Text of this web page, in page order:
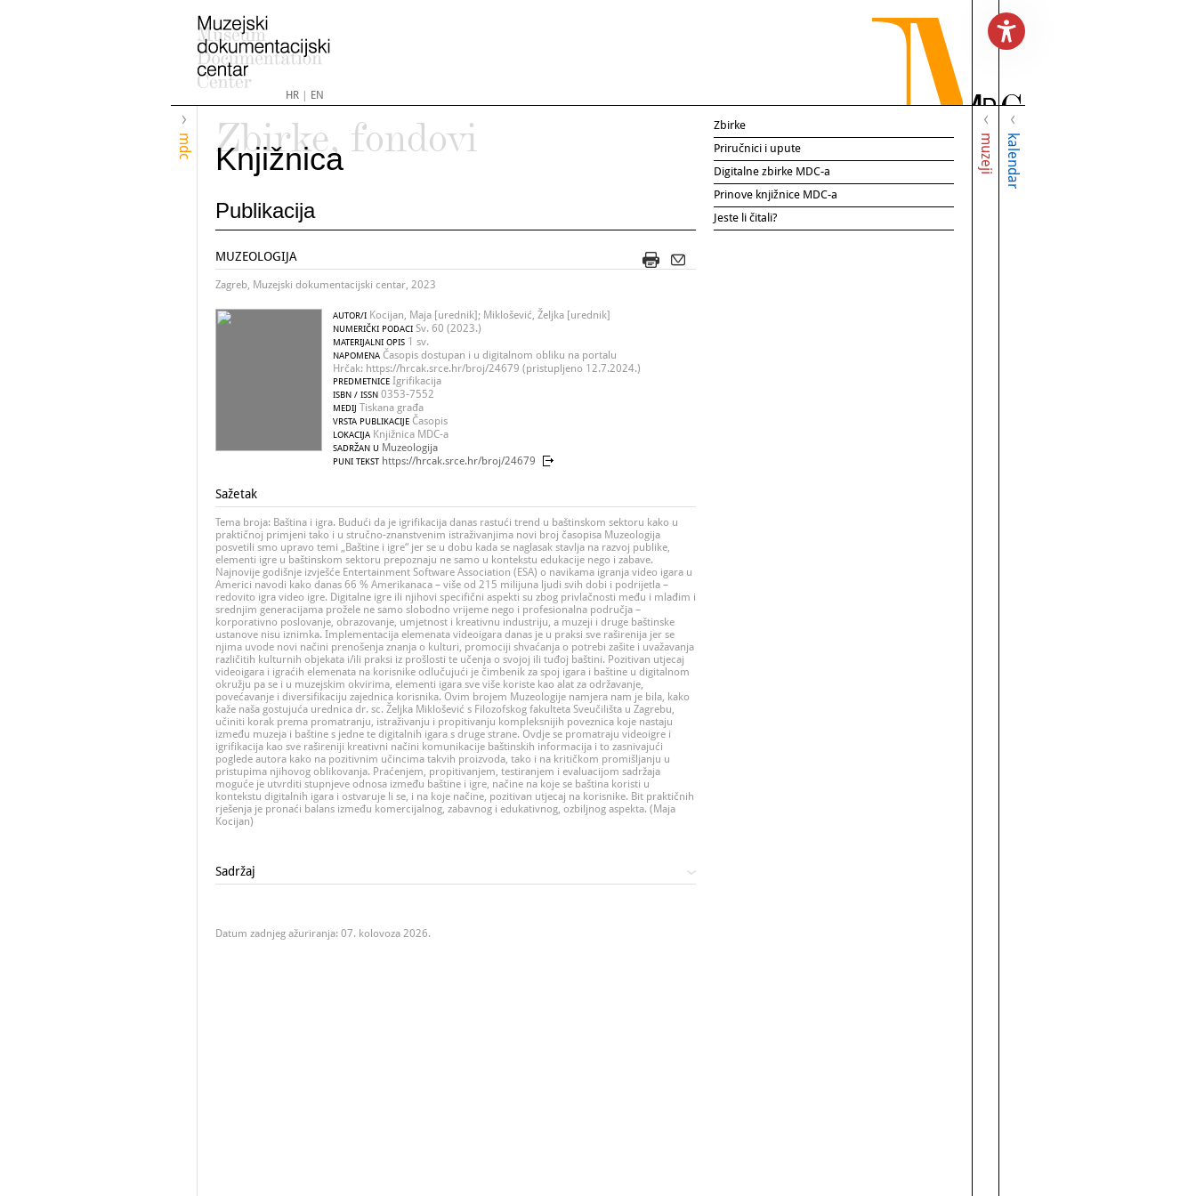
HR| EN
mdc muzeji kalendar
Zbirke, fondovi
Knjižnica
Publikacija
MUZEOLOGIJA
Zagreb, Muzejski dokumentacijski centar, 2023
AUTOR/I Kocijan, Maja [urednik]; Miklošević, Željka [urednik]
NUMERIČKI PODACI Sv. 60 (2023.)
MATERIJALNI OPIS 1 sv.
NAPOMENA Časopis dostupan i u digitalnom obliku na portalu
Hrčak: https://hrcak.srce.hr/broj/24679 (pristupljeno 12.7.2024.)
PREDMETNICE Igrifikacija
ISBN / ISSN 0353-7552
MEDIJ Tiskana građa
VRSTA PUBLIKACIJE Časopis
LOKACIJA Knjižnica MDC-a
SADRŽAN U Muzeologija
PUNI TEKST https://hrcak.srce.hr/broj/24679
Sažetak
Tema broja: Baština i igra. Budući da je igrifikacija danas rastući trend u baštinskom sektoru kako u
praktičnoj primjeni tako i u stručno-znanstvenim istraživanjima novi broj časopisa Muzeologija
posvetili smo upravo temi „Baštine i igre“ jer se u dobu kada se naglasak stavlja na razvoj publike,
elementi igre u baštinskom sektoru prepoznaju ne samo u kontekstu edukacije nego i zabave.
Najnovije godišnje izvješće Entertainment Software Association (ESA) o navikama igranja video igara u
Americi navodi kako danas 66 % Amerikanaca – više od 215 milijuna ljudi svih dobi i podrijetla –
redovito igra video igre. Digitalne igre ili njihovi specifični aspekti su zbog privlačnosti među i mlađim i
srednjim generacijama prožele ne samo slobodno vrijeme nego i profesionalna područja –
korporativno poslovanje, obrazovanje, umjetnost i kreativnu industriju, a muzeji i druge baštinske
ustanove nisu iznimka. Implementacija elemenata videoigara danas je u praksi sve raširenija jer se
njima uvode novi načini prenošenja znanja o kulturi, promociji shvaćanja o potrebi zašite i uvažavanja
različitih kulturnih objekata i/ili praksi iz prošlosti te učenja o svojoj ili tuđoj baštini. Pozitivan utjecaj
videoigara i igraćih elemenata na korisnike odlučujući je čimbenik za spoj igara i baštine u digitalnom
okružju pa se i u muzejskim okvirima, elementi igara sve više koriste kao alat za održavanje,
povećavanje i diversifikaciju zajednica korisnika. Ovim brojem Muzeologije namjera nam je bila, kako
kaže naša gostujuća urednica dr. sc. Željka Miklošević s Filozofskog fakulteta Sveučilišta u Zagrebu,
učiniti korak prema promatranju, istraživanju i propitivanju kompleksnijih poveznica koje nastaju
između muzeja i baštine s jedne te digitalnih igara s druge strane. Ovdje se promatraju videoigre i
igrifikacija kao sve rašireniji kreativni načini komunikacije baštinskih informacija i to zasnivajući
poglede autora kako na pozitivnim učincima takvih proizvoda, tako i na kritičkom promišljanju u
pristupima njihovog oblikovanja. Praćenjem, propitivanjem, testiranjem i evaluacijom sadržaja
moguće je utvrditi stupnjeve odnosa između baštine i igre, načine na koje se baština koristi u
kontekstu digitalnih igara i ostvaruje li se, i na koje načine, pozitivan utjecaj na korisnike. Bit praktičnih
rješenja je pronaći balans između komercijalnog, zabavnog i edukativnog, ozbiljnog aspekta. (Maja
Kocijan)
Sadržaj
Datum zadnjeg ažuriranja: 07. kolovoza 2026.
Zbirke
Priručnici i upute
Digitalne zbirke MDC-a
Prinove knjižnice MDC-a
Jeste li čitali?